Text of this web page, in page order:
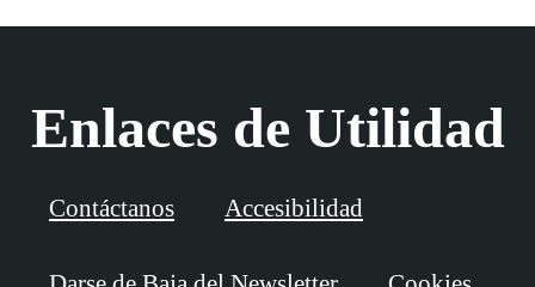
Enlaces de Utilidad
Contáctanos Accesibilidad